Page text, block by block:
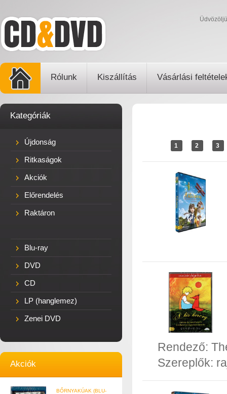
Rólunk Kiszállítás Vásárlási
Kategóriák
Újdonság
Ritkaságok
Akciók
Előrendelés
Raktáron
Blu-ray
DVD
CD
LP (hanglemez)
Zenei DVD
Akciók
BŐRNYAKÚAK (BLU-
1 2 3
Rendező:
Szereplők: